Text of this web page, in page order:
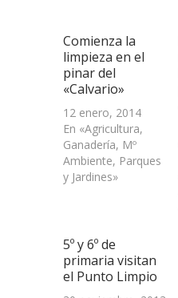
Comienza la
limpieza en el
pinar del
«Calvario»
12 enero, 2014
En «Agricultura,
Ganadería, Mº
Ambiente, Parques
y Jardines»
5º y 6º de
primaria visitan
el Punto Limpio